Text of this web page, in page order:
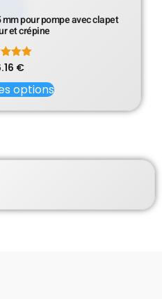
pour pompe avec clapet
et crépine
5
€
options